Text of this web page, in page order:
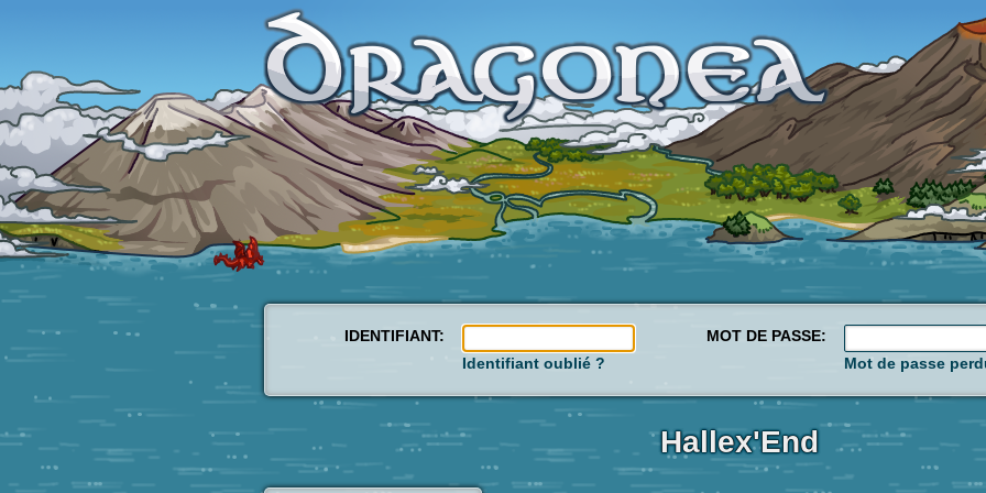
IDENTIFIANT:
Identifiant oublié ?
MOT DE PASSE:
Mot de passe
Hallex'End